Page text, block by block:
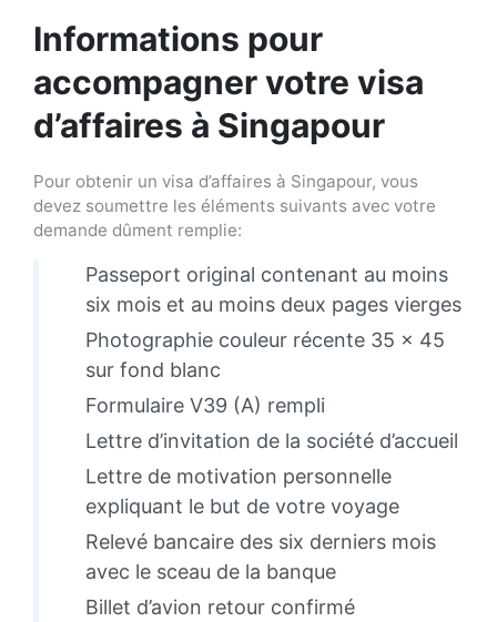
Informations pour
accompagner votre visa
d’affaires à Singapour
Pour obtenir un visa d’affaires à Singapour, vous
devez soumettre les éléments suivants avec votre
demande dûment remplie:
Passeport original contenant au moins
six mois et au moins deux pages vierges
Photographie couleur récente 35 × 45
sur fond blanc
Formulaire V39 (A) rempli
Lettre d’invitation de la société d’accueil
Lettre de motivation personnelle
expliquant le but de votre voyage
Relevé bancaire des six derniers mois
avec le sceau de la banque
Billet d’avion retour confirmé